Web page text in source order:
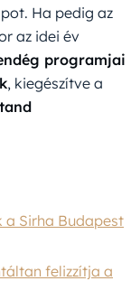
Ha pedig az
az idei év
programjai
, kiegészítve a
a Sirha Budapest
felizzítja a